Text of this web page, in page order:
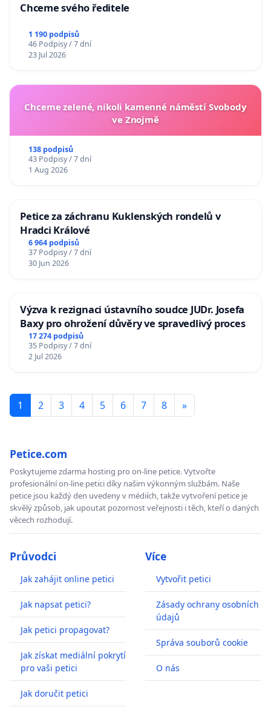
Chceme svého ředitele
1 190 podpisů
46 Podpisy / 7 dní
23 Jul 2026
Chceme zelené, nikoli kamenné náměstí Svobody
ve Znojmě
138 podpisů
43 Podpisy / 7 dní
1 Aug 2026
Petice za záchranu Kuklenských rondelů v
Hradci Králové
6 964 podpisů
37 Podpisy / 7 dní
30 Jun 2026
Výzva k rezignaci ústavního soudce JUDr. Josefa
Baxy pro ohrožení důvěry ve spravedlivý proces
17 274 podpisů
35 Podpisy / 7 dní
2 Jul 2026
1 2 3 4 5 6 7 8 »
Petice.com
Poskytujeme zdarma hosting pro on-line petice. Vytvořte
profesionální on-line petici díky našim výkonným službám. Naše
petice jsou každý den uvedeny v médiích, takže vytvoření petice je
skvělý způsob, jak upoutat pozornost veřejnosti i těch, kteří o daných
věcech rozhodují.
Průvodci
Jak zahájit online petici
Jak napsat petici?
Jak petici propagovat?
Jak získat mediální pokrytí
pro vaši petici
Jak doručit petici
Více
Vytvořit petici
Zásady ochrany osobních
údajů
Správa souborů cookie
O nás